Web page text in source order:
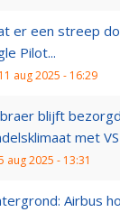
er een streep
Pilot...
11 aug 2025 - 16:29
blijft
met VS
aug 2025 - 13:31
Airbus